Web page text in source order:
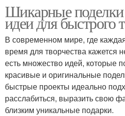
Поделки для подарков
Поделки с детьми
Шикарные поделки
идеи для быстрого
В современном мире, где
время для творчества кажется
есть множество идей, которые
красивые и оригинальные
быстрые проекты идеально
расслабиться, выразить свою
близким уникальные подарки.